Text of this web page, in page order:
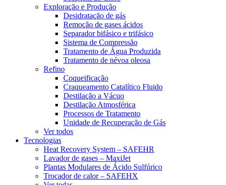
Exploração e Produção
Desidratação de gás
Remoção de gases ácidos
Separador bifásico e trifásico
Sistema de Compressão
Tratamento de Água Produzida
Tratamento de névoa oleosa
Refino
Coqueificação
Craqueamento Catalítico Fluido
Destilação a Vácuo
Destilação Atmosférica
Processos de Tratamento
Unidade de Recuperação de Gás
Ver todos
Tecnologias
Heat Recovery System – SAFEHR
Lavador de gases – MaxiJet
Plantas Modulares de Ácido Sulfúrico
Trocador de calor – SAFEHX